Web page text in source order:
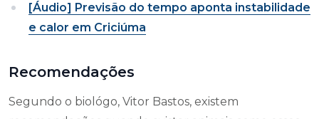
[Áudio] Previsão do tempo aponta instabilidade
e calor em Criciúma
Recomendações
Segundo o biológo, Vitor Bastos, existem